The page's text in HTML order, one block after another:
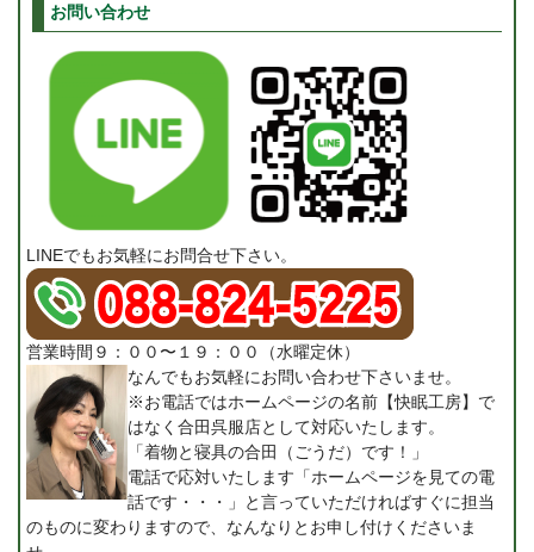
お問い合わせ
LINEでもお気軽にお問合せ下さい。
営業時間９：００〜１９：００（水曜定休）
なんでもお気軽にお問い合わせ下さいませ。
※お電話ではホームページの名前【快眠工房】で
はなく合田呉服店として対応いたします。
「着物と寝具の合田（ごうだ）です！」
電話で応対いたします「ホームページを見ての電
話です・・・」と言っていただければすぐに担当
のものに変わりますので、なんなりとお申し付けくださいま